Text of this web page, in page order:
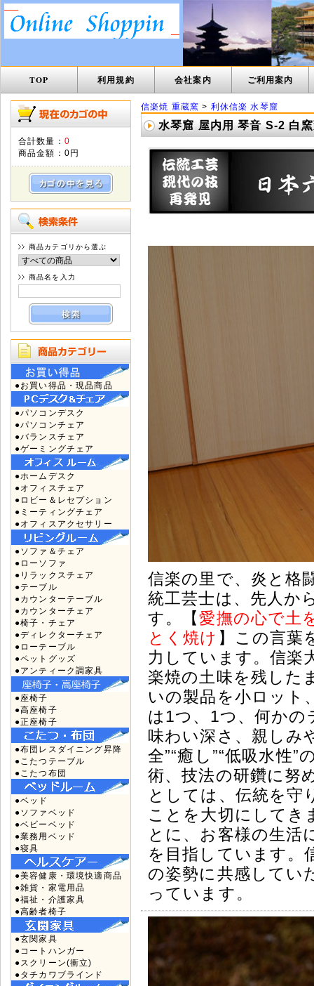
TOP 利用規約 会社案内 ご利用案内
合計数量： 0
商品金額： 0円
商品カテゴリから選ぶ
商品名を入力
●お買い得品・現品商品
●パソコンデスク
●パソコンチェア
●バランスチェア
●ゲーミングチェア
●ホームデスク
●オフィスチェア
●ロビー＆レセプション
●ミーティングチェア
●オフィスアクセサリー
●ソファ＆チェア
●ローソファ
●リラックスチェア
●テーブル
●カウンターテーブル
●カウンターチェア
●椅子・チェア
●ディレクターチェア
●ローテーブル
●ペットグッズ
●アンティーク調家具
●座椅子
●高座椅子
●正座椅子
●布団レスダイニング昇降
●こたつテーブル
●こたつ布団
●ベッド
●ソファベッド
●ベビーベッド
●業務用ベッド
●寝具
●美容健康・環境快適商品
●雑貨・家電用品
●福祉・介護家具
●高齢者椅子
●玄関家具
●コートハンガー
●スクリーン(衝立)
●タチカワブラインド
信楽焼 重蔵窯 > 利休信楽 水琴窟
水琴窟 屋内用 琴音 S-2 白
信楽の里で、炎と格
統工芸士は、先人か
す。【愛撫の心で土
とく焼け 】この言葉
力しています。信楽
楽焼の土味を残した
いの製品を小ロット
は1つ、1つ、何か
味わい深さ、親しみ
全”“癒し”“低吸水性
術、技法の研鑽に努
としては、伝統を守
ことを大切にしてき
とに、お客様の生活
を目指しています。
の姿勢に共感してい
っています。